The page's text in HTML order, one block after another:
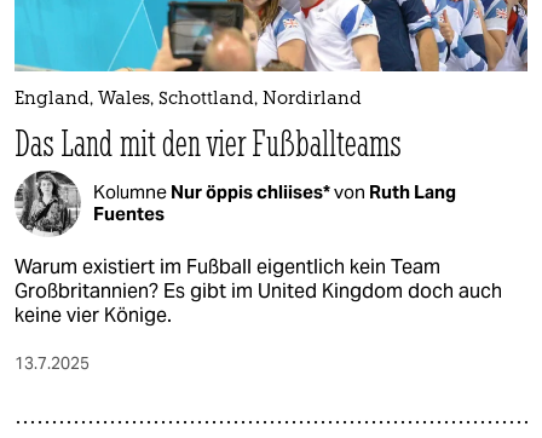
England, Wales, Schottland, Nordirland
Das Land mit den vier Fußballteams
Kolumne Nur öppis chliises*von Ruth Lang
Fuentes
Warum existiert im Fußball eigentlich kein Team
Großbritannien? Es gibt im United Kingdom doch auch
keine vier Könige.
13.7.2025